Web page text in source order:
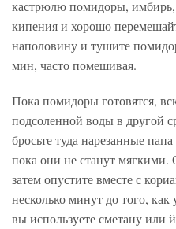
кастрюлю помидоры, имбирь,
кипения и хорошо
наполовину и тушите
мин, часто помешивая.
Пока помидоры готовятся,
подсоленной воды в другой
бросьте туда нарезанные
пока они не станут мягкими.
затем опустите вместе с
несколько минут до того,
вы используете сметану или